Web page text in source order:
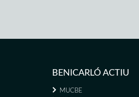
BENICARLÓ ACTIU
MUCBE